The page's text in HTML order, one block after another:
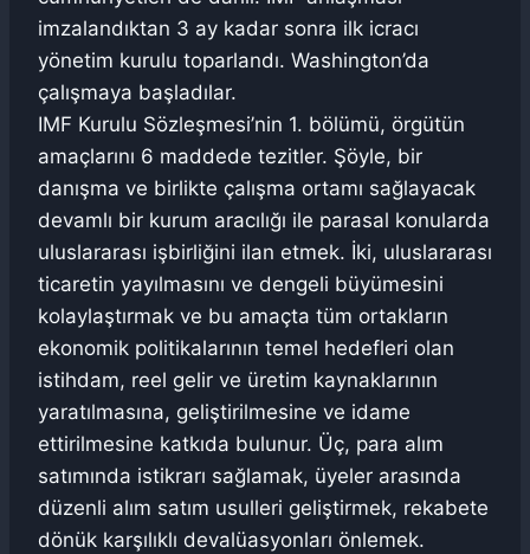
imzalandıktan 3 ay kadar sonra ilk icracı
yönetim kurulu toparlandı. Washington’da
çalışmaya başladılar.
IMF Kurulu Sözleşmesi’nin 1. bölümü, örgütün
amaçlarını 6 maddede tezitler. Şöyle, bir
danışma ve birlikte çalışma ortamı sağlayacak
devamlı bir kurum aracılığı ile parasal konularda
uluslararası işbirliğini ilan etmek. İki, uluslararası
ticaretin yayılmasını ve dengeli büyümesini
kolaylaştırmak ve bu amaçta tüm ortakların
ekonomik politikalarının temel hedefleri olan
istihdam, reel gelir ve üretim kaynaklarının
yaratılmasına, geliştirilmesine ve idame
ettirilmesine katkıda bulunur. Üç, para alım
satımında istikrarı sağlamak, üyeler arasında
düzenli alım satım usulleri geliştirmek, rekabete
dönük karşılıklı devalüasyonları önlemek.